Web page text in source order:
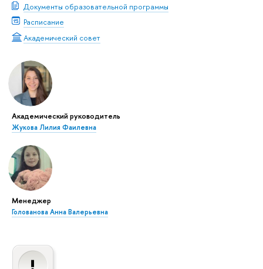
Документы образовательной программы
Расписание
Академический совет
Академический руководитель
Жукова Лилия Фаилевна
Менеджер
Голованова Анна Валерьевна